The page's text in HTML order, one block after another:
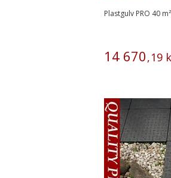
Plastgulv PRO 40
14 670,19